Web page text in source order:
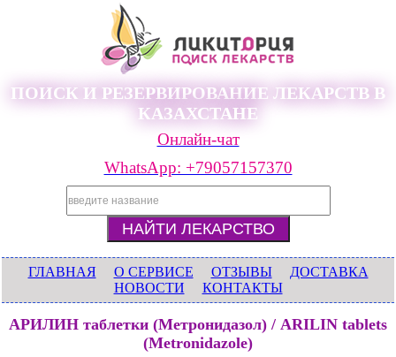
ПОИСК И РЕЗЕРВИРОВАНИЕ ЛЕКАРСТВ В
КАЗАХСТАНЕ
Онлайн-чат
WhatsApp: +79057157370
ГЛАВНАЯ О СЕРВИСЕ ОТЗЫВЫ
ДОСТАВКА
НОВОСТИ
КОНТАКТЫ
АРИЛИН таблетки (Метронидазол) / ARILIN tablets
(Metronidazole)